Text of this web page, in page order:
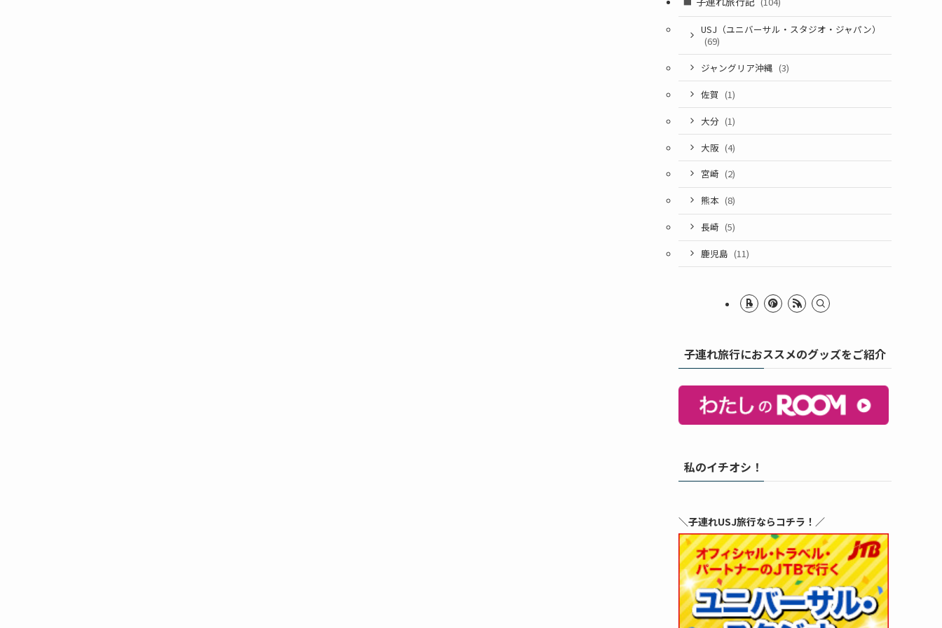
USJ（ユニバーサル・スタジオ・ジャパン）
(69)
ジャングリア沖縄 (3)
佐賀 (1)
大分 (1)
大阪 (4)
宮崎 (2)
熊本 (8)
長崎 (5)
鹿児島 (11)
子連れ旅行におススメのグッズをご紹介
私のイチオシ！
＼子連れUSJ旅行ならコチラ！／